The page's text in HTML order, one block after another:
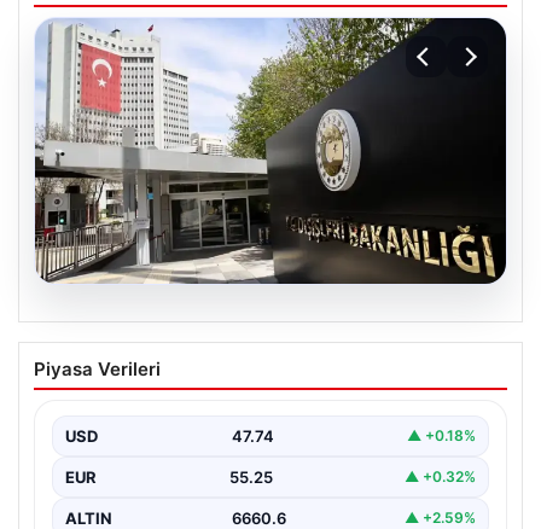
Dışişleri Sözcüsü Keçeli’den
Yunanistan açıklaması. “Ülkemiz
doğurmayacaktır”
{“title”: “Dışişleri Sözcüsü Keçeli: Yunanistan’ın Turizm
Mekansal Çerçevesi Türkiye Açısından Hukuki Sonuç
Piyasa Verileri
USD 47.74 ▲ +0.18%
EUR 55.25 ▲ +0.32%
ALTIN 6660.6 ▲ +2.59%